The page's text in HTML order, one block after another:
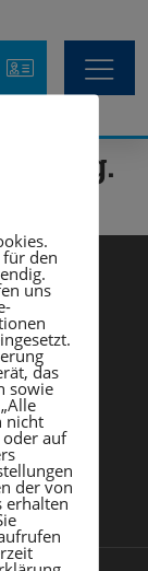
(Jg.
für den
uns
das
sowie
nicht
auf
der von
erhalten